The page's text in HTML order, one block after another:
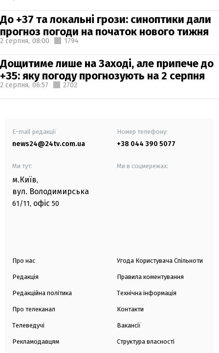
До +37 та локальні грози: синоптики дали
прогноз погоди на початок нового тижня
2 серпня, 08:00 1794
Дощитиме лише на Заході, але припече до
+35: яку погоду прогнозують на 2 серпня
2 серпня, 06:57 2702
E-mail редакції
news24@24tv.com.ua
Номер телефону:
+38 044 390 5077
Ми тут:
м.Київ,
вул. Володимирська
61/11, офіс 50
Ми в соцмережах:
Про нас
Редакція
Редакційна політика
Про телеканал
Телеведучі
Рекламодавцям
Угода Користувача Спільноти
Правила коментування
Технічна інформація
Контакти
Вакансії
Структура власності